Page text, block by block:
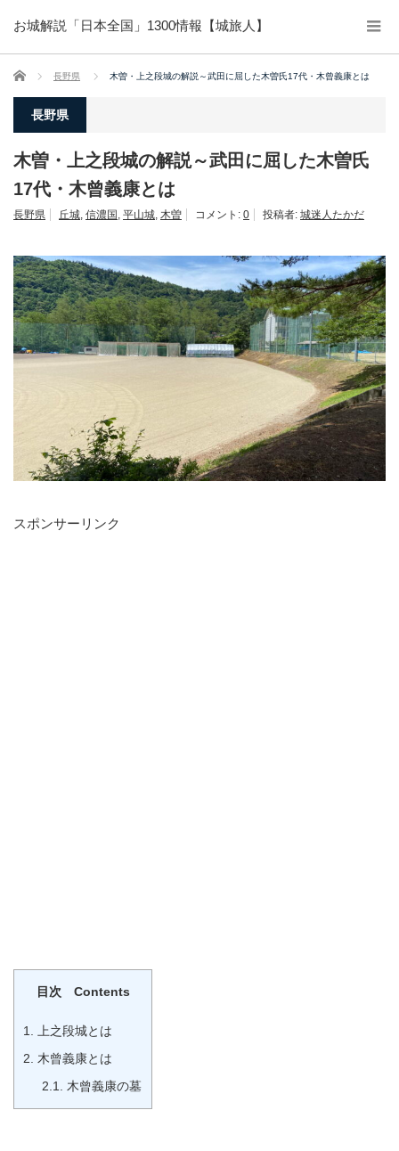
お城解説「日本全国」1300情報【城旅人】
ホーム 長野県 木曽・上之段城の解説～武田に屈した木曽氏17代・木曾義康とは
長野県
木曽・上之段城の解説～武田に屈した木曽氏
17代・木曾義康とは
長野県 丘城, 信濃国 , 平山城, 木曽 コメント: 0 投稿者: 城迷人たかだ
スポンサーリンク
目次 Contents
1.
上之段城とは
2.
木曾義康とは
2.1.
木曾義康の墓